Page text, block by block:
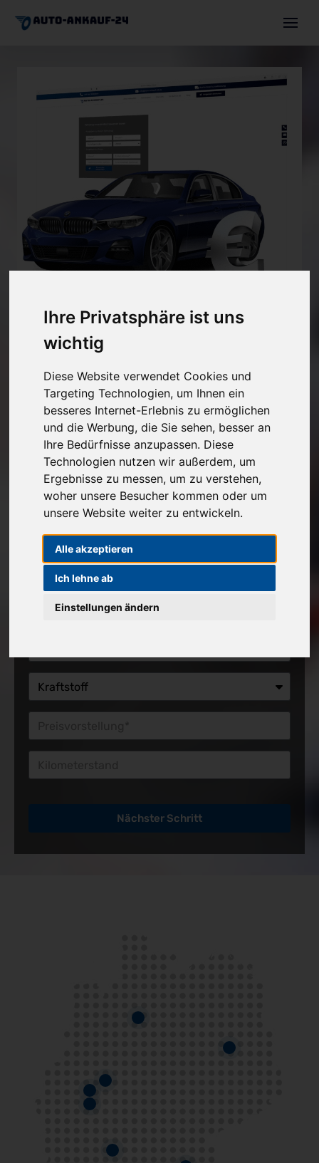
Ihre Privatsphäre ist uns
wichtig
Diese Website verwendet Cookies und
Targeting Technologien, um Ihnen ein
besseres Internet-Erlebnis zu ermöglichen
und die Werbung, die Sie sehen, besser an
Ihre Bedürfnisse anzupassen. Diese
Technologien nutzen wir außerdem, um
Ergebnisse zu messen, um zu verstehen,
woher unsere Besucher kommen oder um
unsere Website weiter zu entwickeln.
Alle akzeptieren
Ich lehne ab
Einstellungen ändern
Autoexport
Angebot einholen
+491744630036
Unverbindlichen Verkaufspreis anfragen
2
Angaben zu Ihrem Fahrzeug
Marke*
Erstzulassung
Nächster Schritt